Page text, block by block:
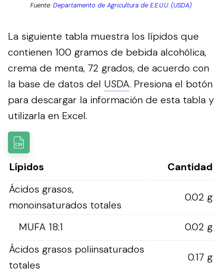
Fuente:Departamento de Agricultura de E.E.U.U. (USDA)
La siguiente tabla muestra los lípidos que
contienen 100 gramos de bebida alcohólica,
crema de menta, 72 grados, de acuerdo con
la base de datos del USDA. Presiona el botón
para descargar la información de esta tabla y
utilizarla en Excel.
Lípidos
Cantidad
Ácidos grasos,
monoinsaturados totales
0.02 g
MUFA 18:1
0.02 g
Ácidos grasos poliinsaturados
totales
0.17 g